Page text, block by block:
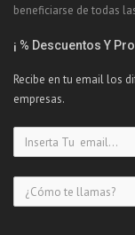
beneficiarse de todas
¡ % Descuentos Y
Recibe en tu email los
empresas.